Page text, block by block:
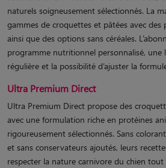
naturels soigneusement sélectionnés. La
gammes de croquettes et pâtées avec des
ainsi que des options sans céréales.
programme nutritionnel personnalisé, une
régulière et la possibilité d’ajuster la
Ultra Premium Direct
Ultra Premium Direct propose des
avec une formulation riche en protéines
rigoureusement sélectionnés. Sans
et sans conservateurs ajoutés, leurs
respecter la nature carnivore du chien